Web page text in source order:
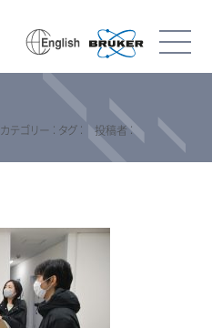
カテゴリー : タグ :
投稿者 :